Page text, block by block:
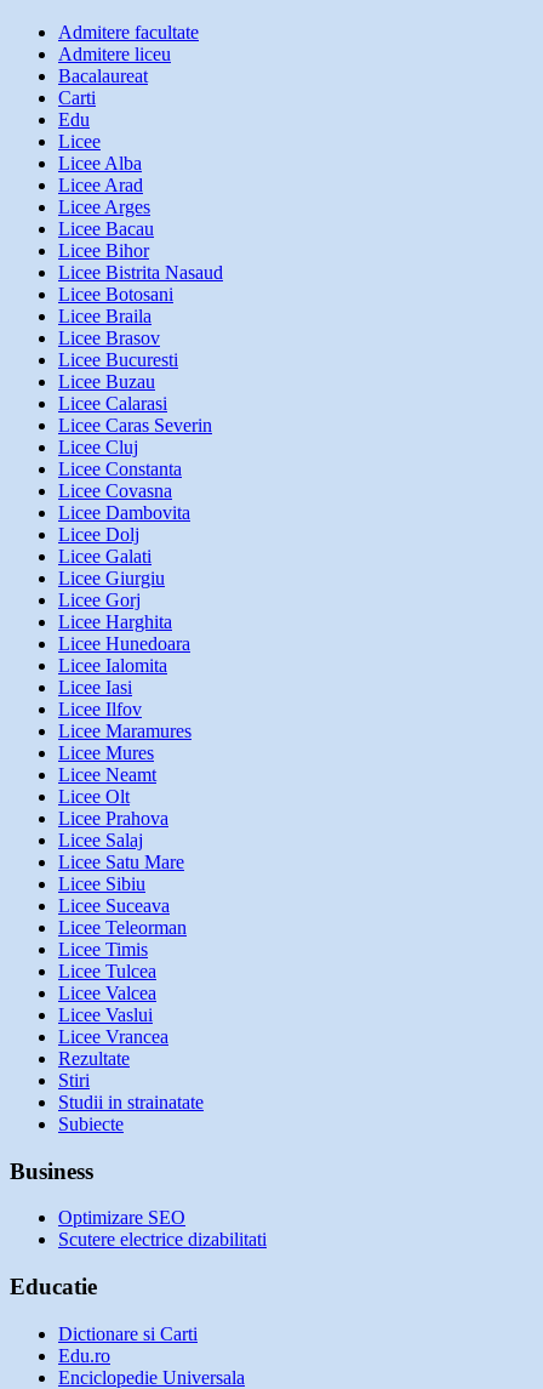
Admitere facultate
Admitere liceu
Bacalaureat
Carti
Edu
Licee
Licee Alba
Licee Arad
Licee Arges
Licee Bacau
Licee Bihor
Licee Bistrita Nasaud
Licee Botosani
Licee Braila
Licee Brasov
Licee Bucuresti
Licee Buzau
Licee Calarasi
Licee Caras Severin
Licee Cluj
Licee Constanta
Licee Covasna
Licee Dambovita
Licee Dolj
Licee Galati
Licee Giurgiu
Licee Gorj
Licee Harghita
Licee Hunedoara
Licee Ialomita
Licee Iasi
Licee Ilfov
Licee Maramures
Licee Mures
Licee Neamt
Licee Olt
Licee Prahova
Licee Salaj
Licee Satu Mare
Licee Sibiu
Licee Suceava
Licee Teleorman
Licee Timis
Licee Tulcea
Licee Valcea
Licee Vaslui
Licee Vrancea
Rezultate
Stiri
Studii in strainatate
Subiecte
Business
Optimizare SEO
Scutere electrice dizabilitati
Educatie
Dictionare si Carti
Edu.ro
Enciclopedie Universala